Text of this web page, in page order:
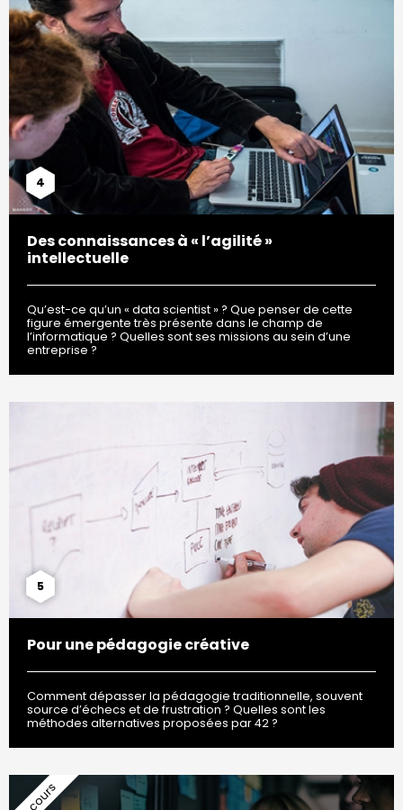
4
Des connaissances à « l’agilité »
intellectuelle
Qu’est-ce qu’un « data scientist » ? Que penser de cette
figure émergente très présente dans le champ de
l’informatique ? Quelles sont ses missions au sein d’une
entreprise ?
5
Pour une pédagogie créative
Comment dépasser la pédagogie traditionnelle, souvent
source d’échecs et de frustration ? Quelles sont les
méthodes alternatives proposées par 42 ?